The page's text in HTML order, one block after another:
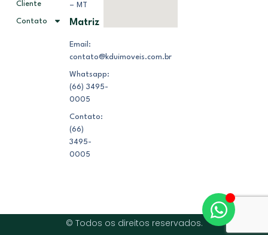
Cliente
Contato
– MT
Matriz
Email:
contato@kduimoveis.com.br
Whatsapp:
(66) 3495-
0005
Contato:
(66)
3495-
0005
© Todos os direitos reservados.